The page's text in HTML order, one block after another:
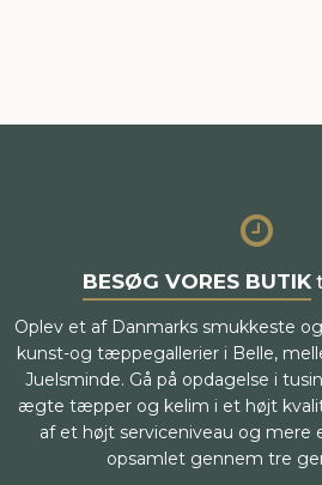
BESØG VORES BUTIK
Oplev et af Danmarks smukkeste
kunst-og tæppegallerier i Belle,
Juelsminde. Gå på opdagelse i
ægte tæpper og kelim i et højt
af et højt serviceniveau og mere
opsamlet gennem tre